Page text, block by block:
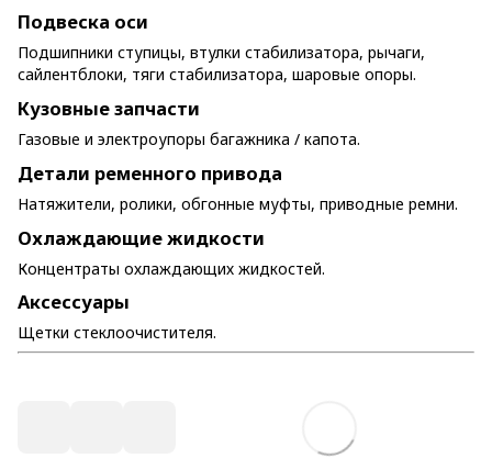
Подвеска оси
Подшипники ступицы, втулки стабилизатора, рычаги,
сайлентблоки, тяги стабилизатора, шаровые опоры.
Кузовные запчасти
Газовые и электроупоры багажника / капота.
Детали ременного привода
Натяжители, ролики, обгонные муфты, приводные ремни.
Охлаждающие жидкости
Концентраты охлаждающих жидкостей.
Аксессуары
Щетки стеклоочистителя.